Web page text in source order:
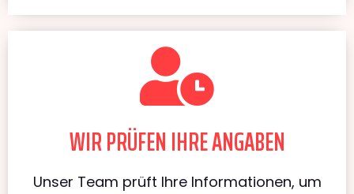
WIR PRÜFEN IHRE ANGABEN
Unser Team prüft Ihre Informationen, um